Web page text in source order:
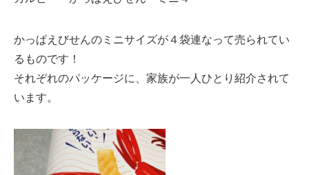
かっぱえびせんのミニサイズが４袋連なって売られてい
るものです！
それぞれのパッケージに、家族が一人ひとり紹介されて
います。